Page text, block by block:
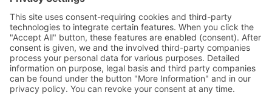
KONTAKT
Verlag für Prävention & Gesundheit GmbH
Waldseestraße 27
77731 Willstätt
Telefon: 07852 / 93 55 196